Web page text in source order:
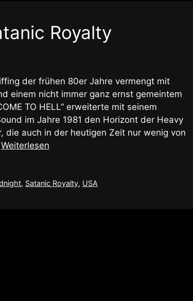
Royalty
der frühen 80er Jahre vermengt mit
einem nicht immer ganz ernst gemeintem
TO HELL“ erweiterte mit seinem
im Jahre 1981 den Horizont der Heavy
die auch in der heutigen Zeit nur wenig von
Weiterlesen
, Satanic Royalty, USA